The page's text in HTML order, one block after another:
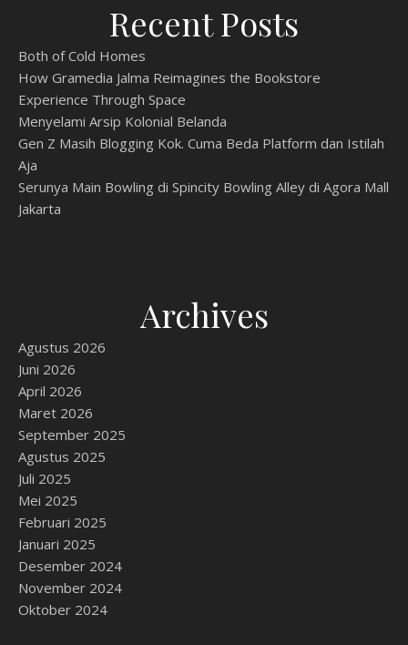
Recent Posts
Both of Cold Homes
How Gramedia Jalma Reimagines the Bookstore
Experience Through Space
Menyelami Arsip Kolonial Belanda
Gen Z Masih Blogging Kok. Cuma Beda Platform dan Istilah
Aja
Serunya Main Bowling di Spincity Bowling Alley di Agora Mall
Jakarta
Archives
Agustus 2026
Juni 2026
April 2026
Maret 2026
September 2025
Agustus 2025
Juli 2025
Mei 2025
Februari 2025
Januari 2025
Desember 2024
November 2024
Oktober 2024